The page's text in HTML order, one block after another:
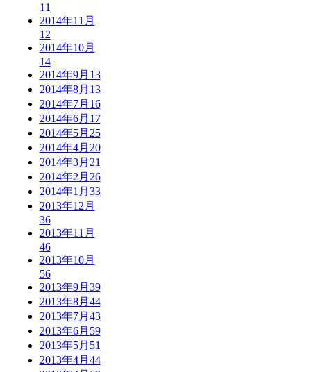
11
2014年11月
12
2014年10月
14
2014年9月 13
2014年8月 13
2014年7月 16
2014年6月 17
2014年5月 25
2014年4月 20
2014年3月 21
2014年2月 26
2014年1月 33
2013年12月
36
2013年11月
46
2013年10月
56
2013年9月 39
2013年8月 44
2013年7月 43
2013年6月 59
2013年5月 51
2013年4月 44